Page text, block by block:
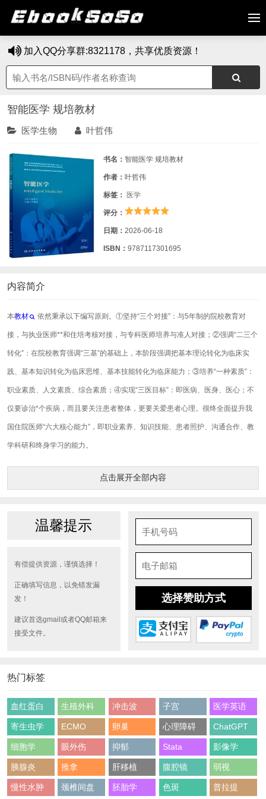
加入QQ分享群:8321178，共享优质资源！
智能医学 规培教材
医学生物 叶哲伟
书名： 智能医学 规培教材
作者： 叶哲伟
标签： 医学
评分：
日期： 2026-06-18
ISBN： 9787117301695
内容简介
本教材 依然秉承以下编写原则。①坚持“三个对接”：与5年制的院校教育对
接，与执业医师**和住培考核对接，与专科医师培养与准人对接；②强调“二三个
转化”：在院校教育强调“三基”的基础上，本阶段强调把基本理论转化为临床实
践、基本知识转化为临床思维、基本技能转化为临床能力；③培养“一种素质”：
职业素质、人文素质、综合素质；④实现“三医目标”：即医病、医身、医心；不
仅要诊治*个疾病，而且要关注患者整体，更要关爱患者心理。很终全面提升我
国住院医师“六大核心能力”，即职业素养、知识技能、患者照护、沟通合作、教
学科研和终身学习的能力。
点击展开全部内容
温馨提示
有偿提供资源，谨慎选择！
正确填写信息，以免错发漏
发！
建议首选gmail或者QQ邮箱来
接受文件。
选择赞助方式
热门标签
血红蛋白 生殖外科 冲击波 子宫 医学英语
寄生虫学 ECMO 卵巢 心理障碍 ChatGPT
细胞学 眼外伤 抑郁 Stata 影像学
胰腺炎 推拿 肝移植 腹腔镜 弱视
慢性水肿 颈椎间盘 胚胎学 色斑 普拉提